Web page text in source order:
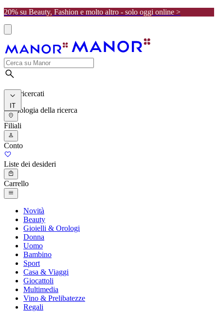
20% su Beauty, Fashion e molto altro - solo oggi online >
I più ricercati
Cronologia della ricerca
IT
Filiali
Conto
Liste dei desideri
Carrello
Novità
Beauty
Gioielli & Orologi
Donna
Uomo
Bambino
Sport
Casa & Viaggi
Giocattoli
Multimedia
Vino & Prelibatezze
Regali